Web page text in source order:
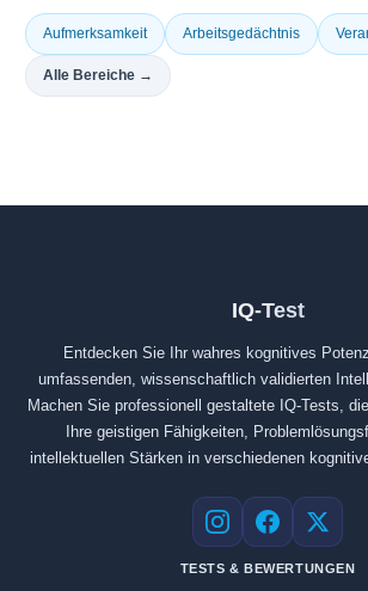
Aufmerksamkeit Arbeitsgedächtnis
Alle Bereiche →
IQ-Test
Entdecken Sie Ihr wahres kognitives
umfassenden, wissenschaftlich validierten
Machen Sie professionell gestaltete IQ-Tests,
Ihre geistigen Fähigkeiten,
intellektuellen Stärken in verschiedenen
Instagram
Facebook
X
TESTS & BEWERTUNGEN